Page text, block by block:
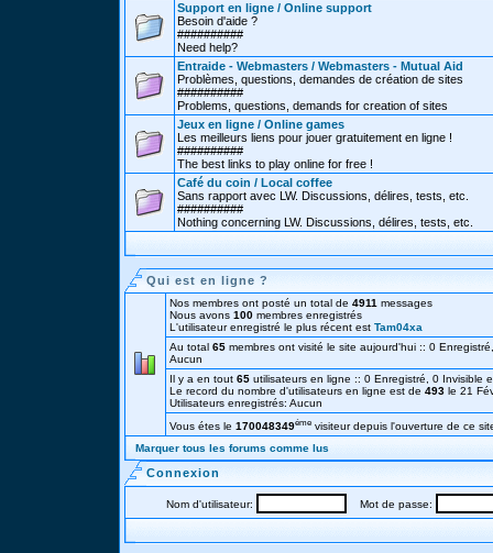
Support en ligne / Online support
Besoin d'aide ?
##########
Need help?
Entraide - Webmasters / Webmasters - Mutual Aid
Problèmes, questions, demandes de création de sites
##########
Problems, questions, demands for creation of sites
Jeux en ligne / Online games
Les meilleurs liens pour jouer gratuitement en ligne !
##########
The best links to play online for free !
Café du coin / Local coffee
Sans rapport avec LW. Discussions, délires, tests, etc.
##########
Nothing concerning LW. Discussions, délires, tests, etc.
Qui est en ligne ?
Nos membres ont posté un total de 4911 messages
Nous avons 100 membres enregistrés
L'utilisateur enregistré le plus récent est Tam04xa
Au total 65 membres ont visité le site aujourd'hui :: 0
Aucun
Il y a en tout 65 utilisateurs en ligne :: 0 Enregistré, 0
Le record du nombre d'utilisateurs en ligne est de 493 le 21
Utilisateurs enregistrés: Aucun
Vous étes le 170048349éme visiteur depuis l'ouverture de ce
Marquer tous les forums comme lus
Connexion
Nom d'utilisateur: Mot de passe: